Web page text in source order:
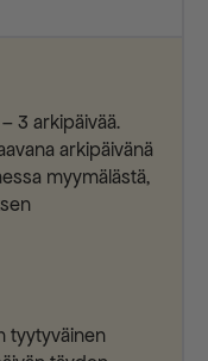
3 arkipäivää.
arkipäivänä
myymälästä,
tyytyväinen